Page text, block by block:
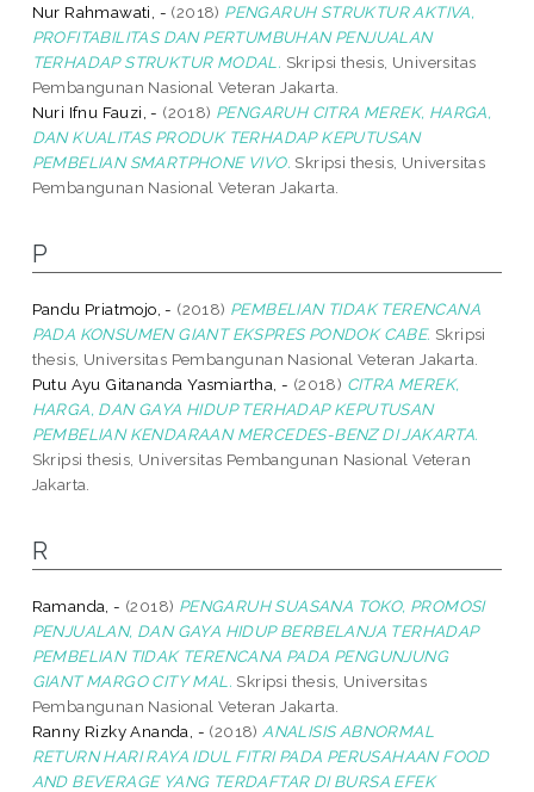
Nur Rahmawati, - (2018) PENGARUH STRUKTUR AKTIVA,
PROFITABILITAS DAN PERTUMBUHAN PENJUALAN
TERHADAP STRUKTUR MODAL. Skripsi thesis, Universitas
Pembangunan Nasional Veteran Jakarta.
Nuri Ifnu Fauzi, - (2018) PENGARUH CITRA MEREK, HARGA,
DAN KUALITAS PRODUK TERHADAP KEPUTUSAN
PEMBELIAN SMARTPHONE VIVO. Skripsi thesis, Universitas
Pembangunan Nasional Veteran Jakarta.
P
Pandu Priatmojo, - (2018) PEMBELIAN TIDAK TERENCANA
PADA KONSUMEN GIANT EKSPRES PONDOK CABE. Skripsi
thesis, Universitas Pembangunan Nasional Veteran Jakarta.
Putu Ayu Gitananda Yasmiartha, - (2018) CITRA MEREK,
HARGA, DAN GAYA HIDUP TERHADAP KEPUTUSAN
PEMBELIAN KENDARAAN MERCEDES-BENZ DI JAKARTA.
Skripsi thesis, Universitas Pembangunan Nasional Veteran
Jakarta.
R
Ramanda, - (2018) PENGARUH SUASANA TOKO, PROMOSI
PENJUALAN, DAN GAYA HIDUP BERBELANJA TERHADAP
PEMBELIAN TIDAK TERENCANA PADA PENGUNJUNG
GIANT MARGO CITY MAL. Skripsi thesis, Universitas
Pembangunan Nasional Veteran Jakarta.
Ranny Rizky Ananda, - (2018) ANALISIS ABNORMAL
RETURN HARI RAYA IDUL FITRI PADA PERUSAHAAN FOOD
AND BEVERAGE YANG TERDAFTAR DI BURSA EFEK